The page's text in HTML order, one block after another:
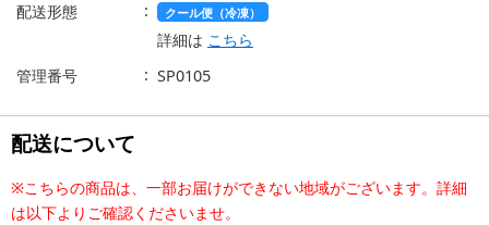
配送形態
クール便（冷凍）
詳細は こちら
管理番号
SP0105
配送について
※こちらの商品は、一部お届けができない地域がございます。詳細
は以下よりご確認くださいませ。